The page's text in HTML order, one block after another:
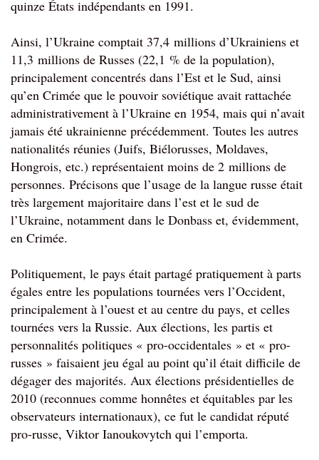
quinze États indépendants en 1991.
Ainsi, l’Ukraine comptait 37,4 millions d’Ukrainiens et
11,3 millions de Russes (22,1 % de la population),
principalement concentrés dans l’Est et le Sud, ainsi
qu’en Crimée que le pouvoir soviétique avait rattachée
administrativement à l’Ukraine en 1954, mais qui n’avait
jamais été ukrainienne précédemment. Toutes les autres
nationalités réunies (Juifs, Biélorusses, Moldaves,
Hongrois, etc.) représentaient moins de 2 millions de
personnes. Précisons que l’usage de la langue russe était
très largement majoritaire dans l’est et le sud de
l’Ukraine, notamment dans le Donbass et, évidemment,
en Crimée.
Politiquement, le pays était partagé pratiquement à parts
égales entre les populations tournées vers l’Occident,
principalement à l’ouest et au centre du pays, et celles
tournées vers la Russie. Aux élections, les partis et
personnalités politiques « pro-occidentales » et « pro-
russes » faisaient jeu égal au point qu’il était difficile de
dégager des majorités. Aux élections présidentielles de
2010 (reconnues comme honnêtes et équitables par les
observateurs internationaux), ce fut le candidat réputé
pro-russe, Viktor Ianoukovytch qui l’emporta.